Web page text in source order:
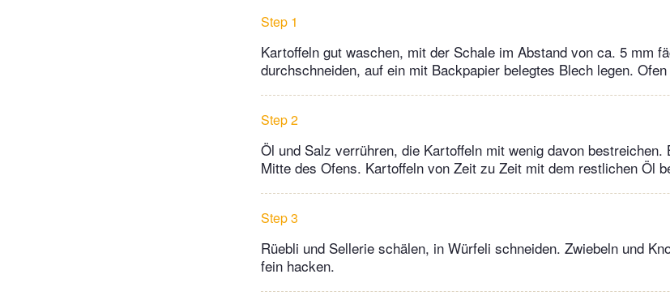
Step 1
Kartoffeln gut waschen, mit der Schale im Abstand von ca. 5 mm
durchschneiden, auf ein mit Backpapier belegtes Blech legen.
Step 2
Öl und Salz verrühren, die Kartoffeln mit wenig davon
Mitte des Ofens. Kartoffeln von Zeit zu Zeit mit dem restlichen Öl
Step 3
Rüebli und Sellerie schälen, in Würfeli schneiden. Zwiebeln und
fein hacken.